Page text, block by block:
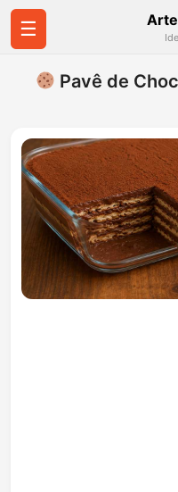
☰
Pavê de